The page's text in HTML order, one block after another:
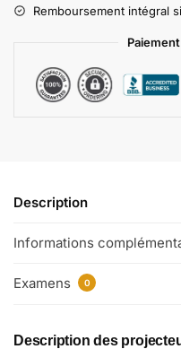
Remboursement intégral
Description
Informations
Examens 0
Description des